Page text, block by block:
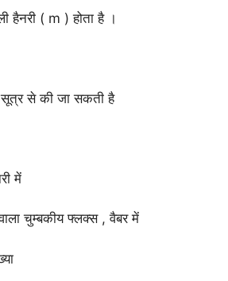
हैनरी ( m ) होता है ।
सूत्र से की जा सकती है
में
चुम्बकीय फ्लक्स , वैबर में